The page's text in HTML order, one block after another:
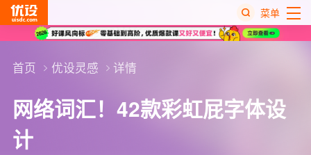
菜单
首页 优设灵感 详情
网络词汇！42款彩虹屁字体设
计